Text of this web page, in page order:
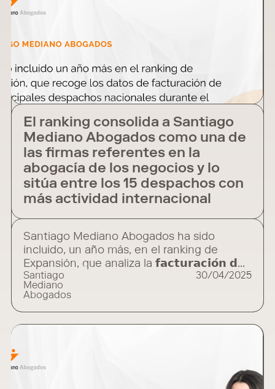
El ranking consolida a Santiago
Mediano Abogados como una de
las firmas referentes en la
abogacía de los negocios y lo
sitúa entre los 15 despachos con
más actividad internacional
Santiago Mediano Abogados ha sido
incluido, un año más, en el ranking de
Expansión, que analiza la 𝗳𝗮𝗰𝘁𝘂𝗿𝗮𝗰𝗶𝗼́𝗻 𝗱𝗲
𝗹𝗼𝘀 𝗽𝗿𝗶𝗻𝗰𝗶𝗽𝗮𝗹𝗲𝘀 𝗱𝗲𝘀𝗽𝗮𝗰𝗵𝗼𝘀 𝗻𝗮𝗰𝗶𝗼𝗻𝗮𝗹𝗲𝘀
𝗱𝘂𝗿𝗮𝗻𝘁𝗲 𝗲𝗹 𝗲𝗷𝗲𝗿𝗰𝗶𝗰𝗶𝗼 𝟮𝟬𝟮𝟰. Este ranking
Santiago
Mediano
Abogados
30/04/2025